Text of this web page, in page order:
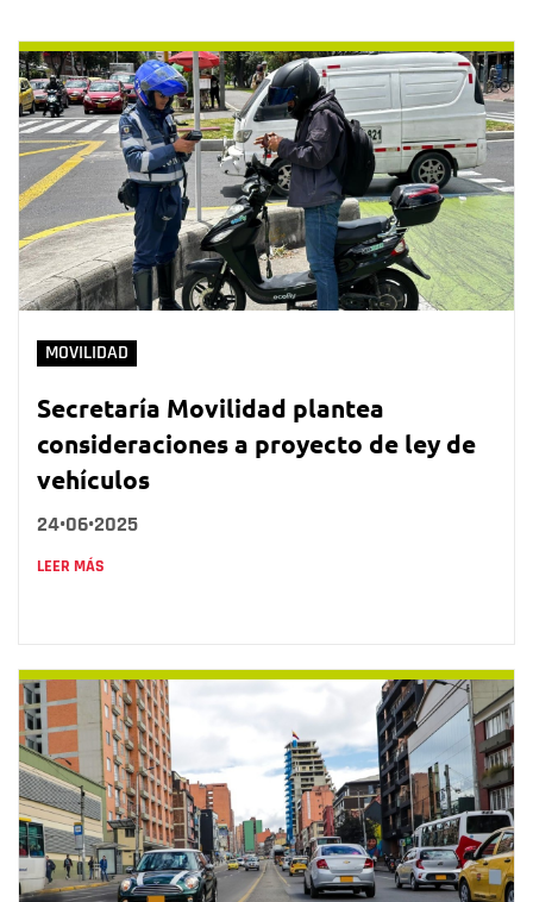
MOVILIDAD
Secretaría Movilidad plantea
consideraciones a proyecto de ley de
vehículos
24•06•2025
LEER MÁS